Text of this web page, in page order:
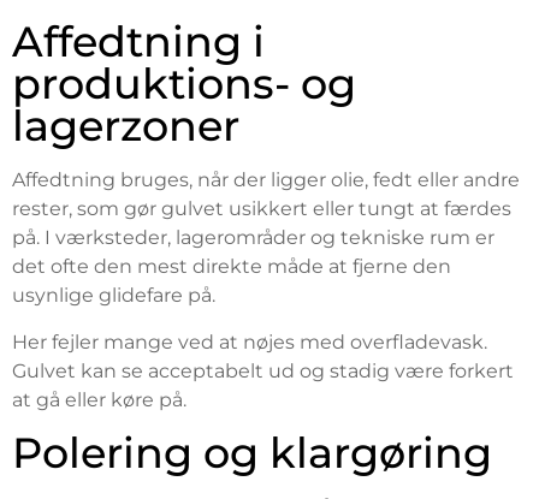
Affedtning i
produktions- og
lagerzoner
Affedtning bruges, når der ligger olie, fedt eller andre
rester, som gør gulvet usikkert eller tungt at færdes
på. I værksteder, lagerområder og tekniske rum er
det ofte den mest direkte måde at fjerne den
usynlige glidefare på.
Her fejler mange ved at nøjes med overfladevask.
Gulvet kan se acceptabelt ud og stadig være forkert
at gå eller køre på.
Polering og klargøring